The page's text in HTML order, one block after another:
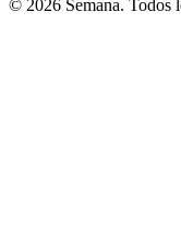
© 2026 Semana. Todos